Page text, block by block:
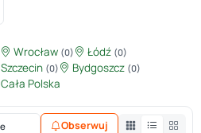
Wrocław (0) Łódź (0)
Szczecin (0) Bydgoszcz (0)
Cała Polska
Obserwuj